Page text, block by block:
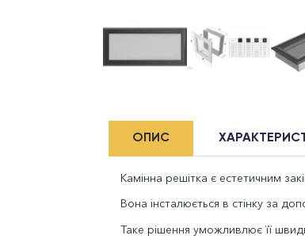
ОПИС
Камінна решітка є естетичним
Вона інсталюється в стінку за
Таке рішення уможливлює її